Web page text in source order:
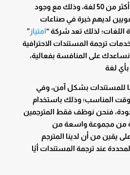
تشمل عروض خدمتنا أكثر من 50 لغة، وذلك مع وجود
لديهم خبرة في صناعات
اللغات؛ لذلك تعد شركة “امتياز”
ترجمة المستندات الاحترافية
على المنافسة بفعالية،
بأي لغة
للمستندات بشكل آمن، وفي
المناسب؛ وذلك باستخدام
فنحن نوظف فقط المترجمين
من مجموعة واسعة من
يقين من أن لدينا المترجم
عند ترجمة المستندات أيًا